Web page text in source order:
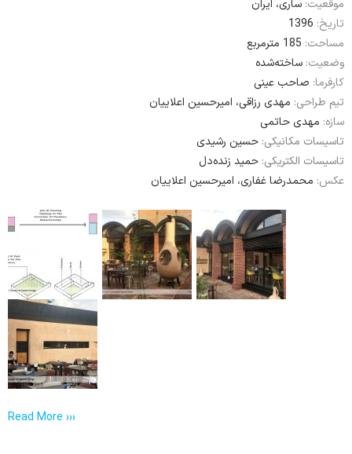
کارفرما:صاحب عینی
تیم طراحی:
سازه: مهدی حاتمی
تاسیسات مکانیکی:حسین رشیدی
تاسیسات الکتریکی:حمید زنده‌دل
عکس:محمدرضا غفاری، امیرحسین اعلاییان
Read More ›››